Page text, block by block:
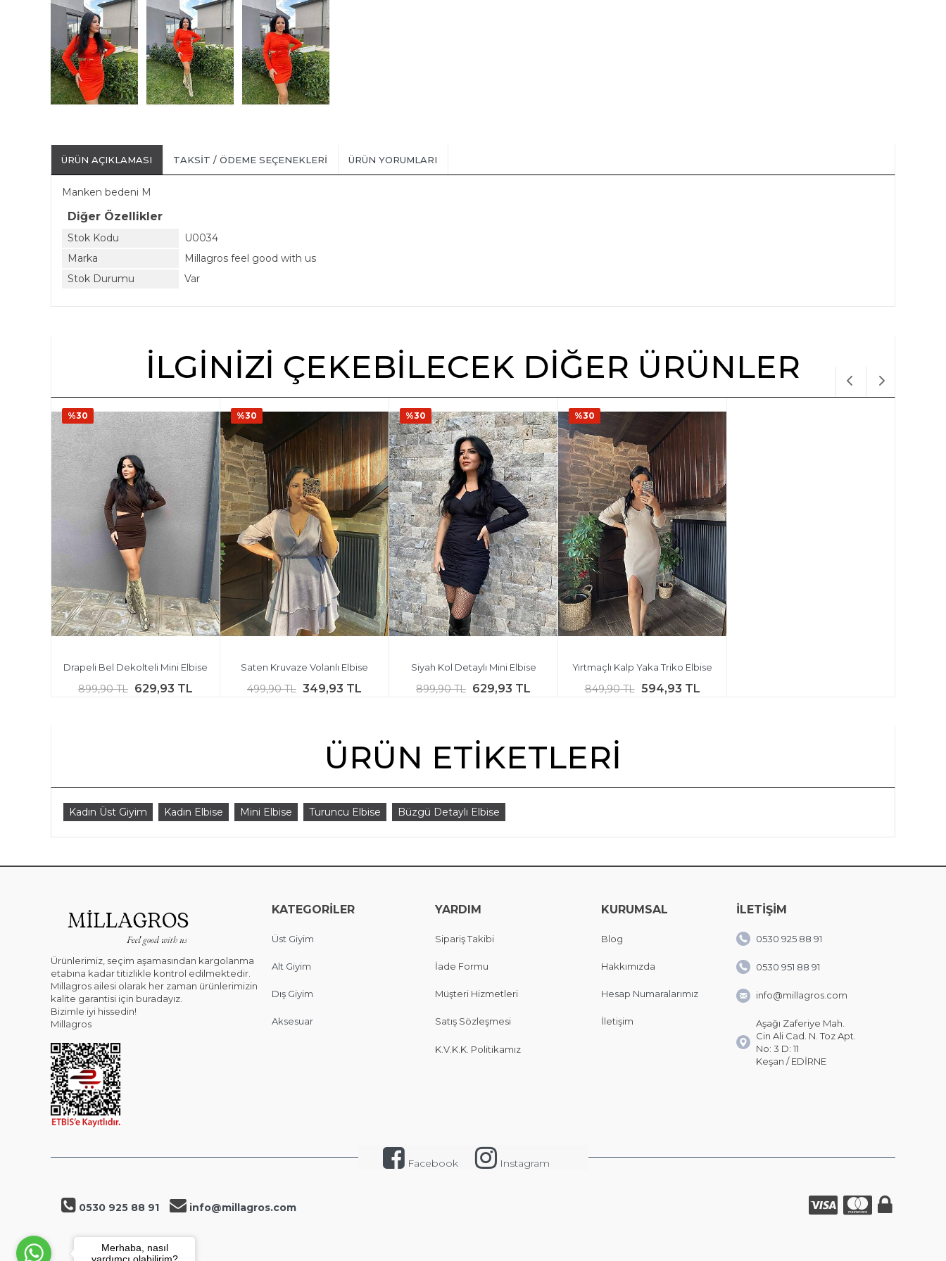
ÜRÜN AÇIKLAMASI TAKSIT / ÖDEME SEÇENEKLERI ÜRÜN YORUMLARI
Manken bedeni M
Diğer Özellikler
Stok Kodu
U0034
Marka
Millagros feel good with us
Stok Durumu
Var
İLGINIZI ÇEKEBILECEK DIĞER ÜRÜNLER
%30
Drapeli Bel Dekolteli Mini Elbise
899,90 TL 629,93 TL
%30
Saten Kruvaze Volanlı Elbise
499,90 TL 349,93 TL
%30
Siyah Kol Detaylı Mini Elbise
899,90 TL 629,93 TL
%30
Yırtmaçlı Kalp Yaka Triko Elbise
849,90 TL 594,93 TL
ÜRÜN ETIKETLERI
Kadın Üst Giyim Kadın Elbise Mini Elbise Turuncu Elbise Büzgü Detaylı Elbise
Ürünlerimiz, seçim aşamasından kargolanma
etabına kadar titizlikle kontrol edilmektedir.
Millagros ailesi olarak her zaman ürünlerimizin
kalite garantisi için buradayız.
Bizimle iyi hissedin!
Millagros
KATEGORİLER
Üst Giyim
Alt Giyim
Dış Giyim
Aksesuar
YARDIM
Sipariş Takibi
İade Formu
Müşteri Hizmetleri
Satış Sözleşmesi
K.V.K.K. Politikamız
KURUMSAL
Blog
Hakkımızda
Hesap Numaralarımız
İletişim
İLETİŞİM
0530 925 88 91
0530 951 88 91
info@millagros.com
Aşağı Zaferiye Mah.
Cin Ali Cad. N. Toz Apt.
No: 3 D: 11
Keşan / EDİRNE
Facebook Instagram
0530 925 88 91 info@millagros.com
Merhaba, nasıl